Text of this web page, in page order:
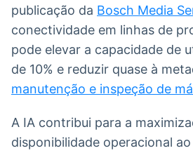
IA
Em
Em
publicação da Bosch Media
conectividade em linhas de
pode elevar a capacidade de
de 10% e reduzir quase à
manutenção e inspeção de
A IA contribui para a
disponibilidade operacional